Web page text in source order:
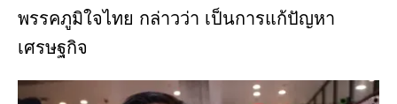
พรรคภูมิใจไทย กล่าวว่า เป็นการแก้ปัญหา
เศรษฐกิจ